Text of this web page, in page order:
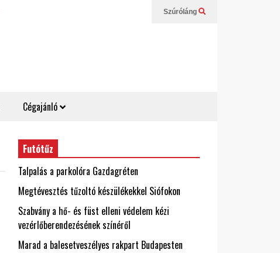
Szúróláng
Cégajánló
Futótűz
Talpalás a parkolóra Gazdagréten
Megtévesztés tűzoltó készülékekkel Siófokon
Szabvány a hő- és füst elleni védelem kézi
vezérlőberendezésének színéről
Marad a balesetveszélyes rakpart Budapesten